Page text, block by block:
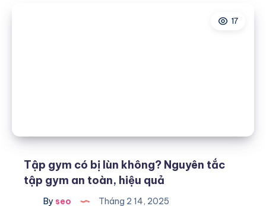
17
Tập gym có bị lùn không? Nguyên tắc
tập gym an toàn, hiệu quả
By seo Tháng 2 14, 2025